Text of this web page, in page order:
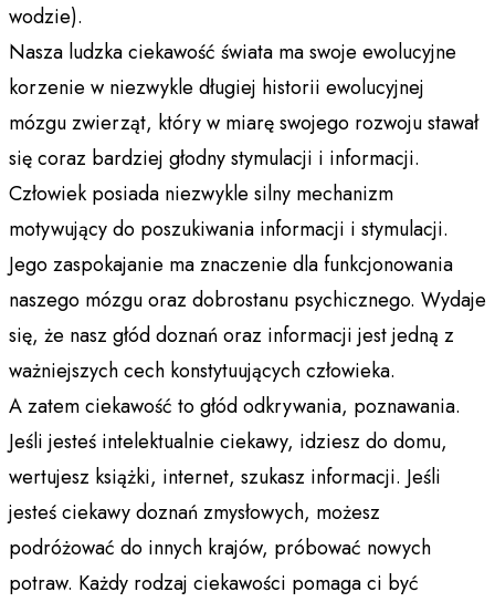
wodzie).
Nasza ludzka ciekawość świata ma swoje ewolucyjne
korzenie w niezwykle długiej historii ewolucyjnej
mózgu zwierząt, który w miarę swojego rozwoju stawał
się coraz bardziej głodny stymulacji i informacji.
Człowiek posiada niezwykle silny mechanizm
motywujący do poszukiwania informacji i stymulacji.
Jego zaspokajanie ma znaczenie dla funkcjonowania
naszego mózgu oraz dobrostanu psychicznego. Wydaje
się, że nasz głód doznań oraz informacji jest jedną z
ważniejszych cech konstytuujących człowieka.
A zatem ciekawość to głód odkrywania, poznawania.
Jeśli jesteś intelektualnie ciekawy, idziesz do domu,
wertujesz książki, internet, szukasz informacji. Jeśli
jesteś ciekawy doznań zmysłowych, możesz
podróżować do innych krajów, próbować nowych
potraw. Każdy rodzaj ciekawości pomaga ci być